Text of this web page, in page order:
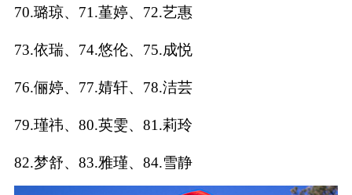
70.璐琼、71.堇婷、72.艺惠
73.依瑞、74.悠伦、75.成悦
76.俪婷、77.婧轩、78.洁芸
79.瑾祎、80.英雯、81.莉玲
82.梦舒、83.雅瑾、84.雪静